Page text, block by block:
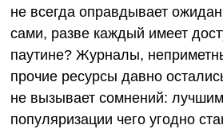
не всегда оправдывает
сами, разве каждый имеет
паутине? Журналы,
прочие ресурсы давно
не вызывает сомнений:
популяризации чего угодно